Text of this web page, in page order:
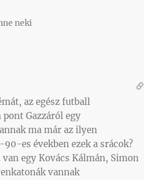
neki
az egész futball
Gazzáról egy
ma már az ilyen
es években ezek a srácok?
egy Kovács Kálmán, Simon
vannak